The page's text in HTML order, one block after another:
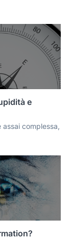
e
assai complessa,